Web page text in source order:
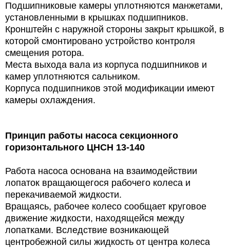
Подшипниковые камеры уплотняются манжетами,
установленными в крышках подшипников.
Кронштейн с наружной стороны закрыт крышкой, в
которой смонтировано устройство контроля
смещения ротора.
Места выхода вала из корпуса подшипников и
камер уплотняются сальником.
Корпуса подшипников этой модификации имеют
камеры охлаждения.
Принцип работы насоса секционного
горизонтального ЦНСН 13-140
Работа насоса основана на взаимодействии
лопаток вращающегося рабочего колеса и
перекачиваемой жидкости.
Вращаясь, рабочее колесо сообщает круговое
движение жидкости, находящейся между
лопатками. Вследствие возникающей
центробежной силы жидкость от центра колеса